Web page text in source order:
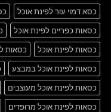
כסא דמוי עור לפינת אוכל
כסאות כפריים לפינת אוכל
כסאות לפינת אוכל
כסאות
כסאות לפינת אוכל במבצע
כסאות לפינת אוכל מעוצבים
כסאות לפינת אוכל מרופדים